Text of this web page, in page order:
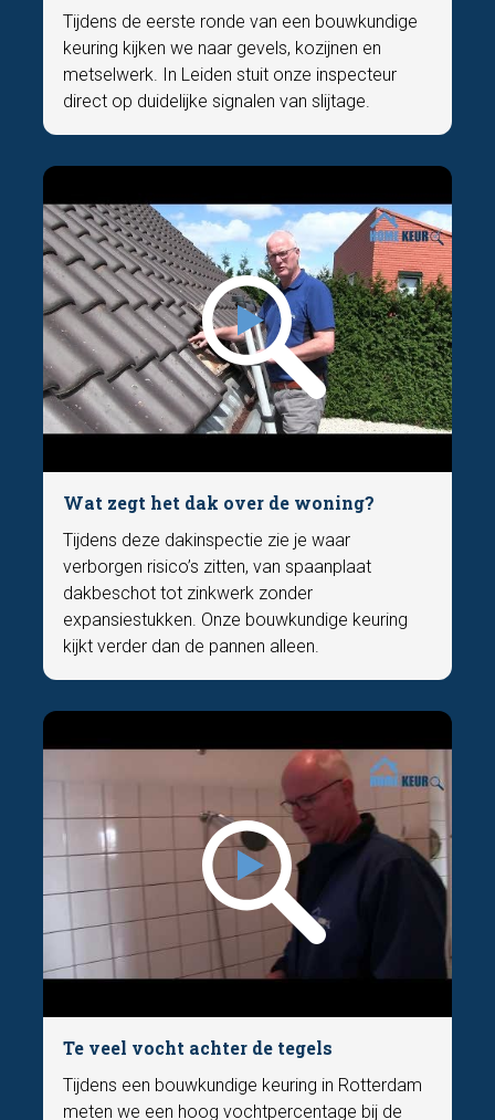
Tijdens de eerste ronde van een bouwkundige
keuring kijken we naar gevels, kozijnen en
metselwerk. In Leiden stuit onze inspecteur
direct op duidelijke signalen van slijtage.
Wat zegt het dak over de woning?
Tijdens deze dakinspectie zie je waar
verborgen risico’s zitten, van spaanplaat
dakbeschot tot zinkwerk zonder
expansiestukken. Onze bouwkundige keuring
kijkt verder dan de pannen alleen.
Te veel vocht achter de tegels
Tijdens een bouwkundige keuring in Rotterdam
meten we een hoog vochtpercentage bij de